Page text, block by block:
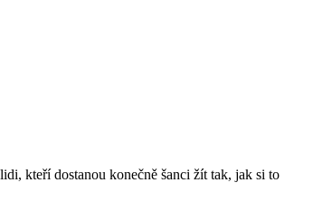
kteří dostanou konečně šanci žít tak, jak si to